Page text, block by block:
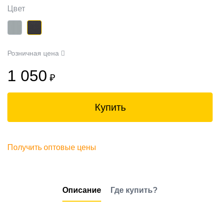
Цвет
Розничная цена
1 050 ₽
Купить
Получить оптовые цены
Описание Где купить?